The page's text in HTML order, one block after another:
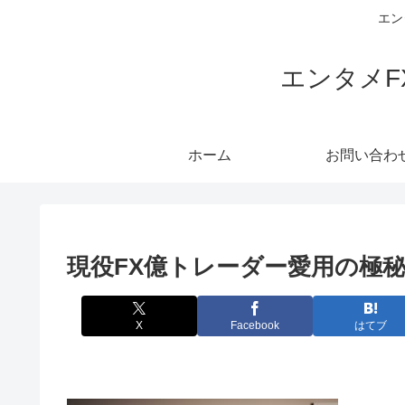
エ
エンタメ
ホーム お問い合わ
現役FX億トレーダー愛用の極
X Facebook はてブ